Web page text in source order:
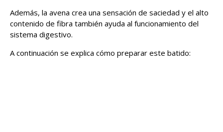
Además, la avena crea una sensación de saciedad y el alto
contenido de fibra también ayuda al funcionamiento del
sistema digestivo.
A continuación se explica cómo preparar este batido: